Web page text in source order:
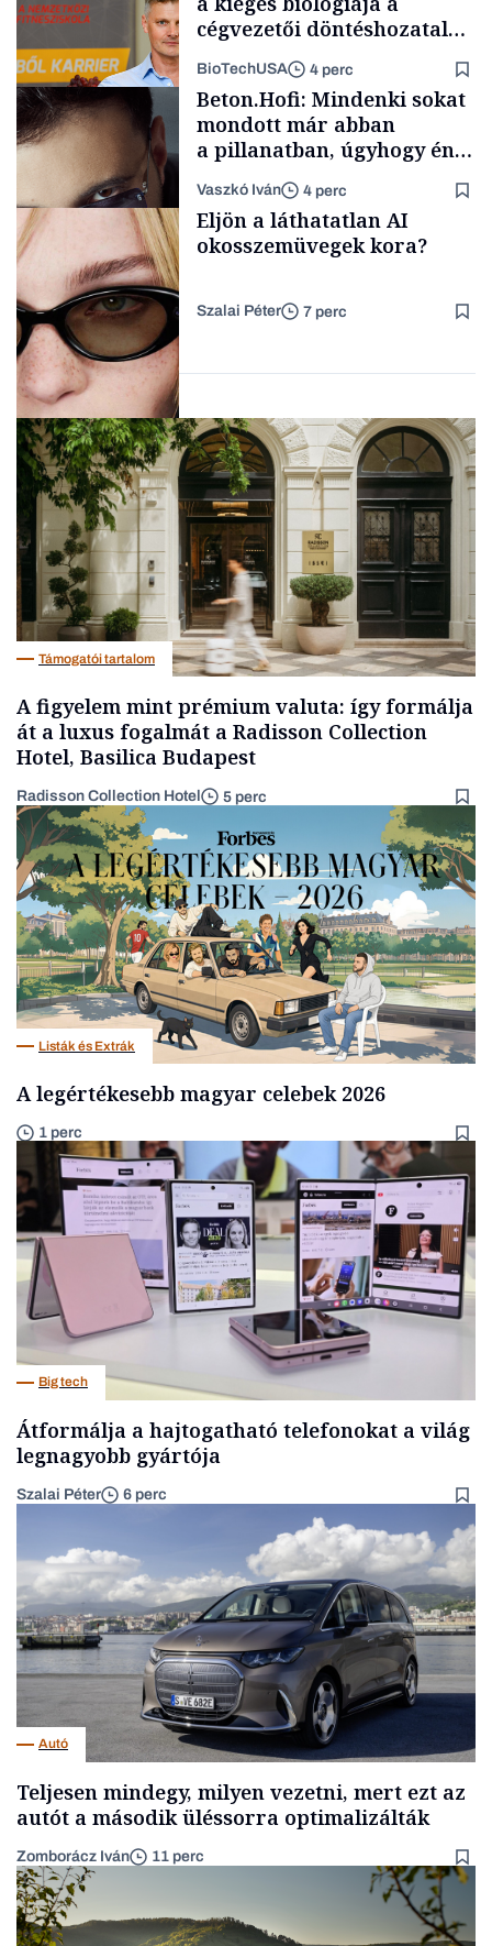
Gasztró
Content Lab HUB
cégvezetői döntéshozatal
BioTechUSA 4 perc
Forbes-sztori
Beton.Hofi: Mindenki sokat
mondott már abban
a pillanatban, úgyhogy én
a legsarkosabb
gondolataimat akartam
kimondani
Vaszkó Iván 4 perc
AI
Eljön a láthatatlan AI
okosszemüvegek kora?
Szalai Péter 7 perc
Támogatói tartalom
A figyelem mint prémium valuta: így formálja
át a luxus fogalmát a Radisson Collection
Hotel, Basilica Budapest
Radisson Collection Hotel 5 perc
Listák és Extrák
A legértékesebb magyar celebek 2026
1 perc
Big tech
Átformálja a hajtogatható telefonokat a világ
legnagyobb gyártója
Szalai Péter 6 perc
Autó
Teljesen mindegy, milyen vezetni, mert ezt az
autót a második üléssorra optimalizálták
Zomborácz Iván 11 perc